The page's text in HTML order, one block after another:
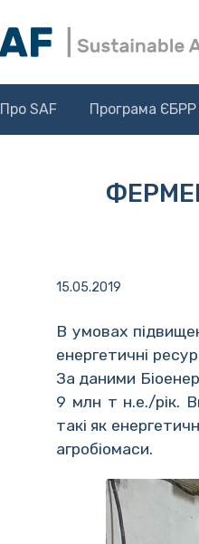
Про SAF Програма ЄБРР
15.05.2019
В умовах
енергетичні
За даними
9 млн т н.е./рік.
такі як
агробіомаси.